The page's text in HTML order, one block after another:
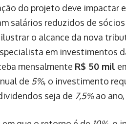
do projeto deve impactar
salários reduzidos de
o alcance da nova
em investimentos
mensalmente R$ 50 mil
de 5%, o investimento
seja de 7,5%ao